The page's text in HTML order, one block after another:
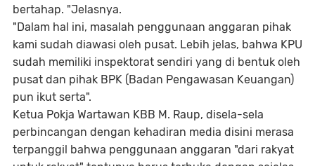
bertahap. "Jelasnya.
"Dalam hal ini, masalah penggunaan anggaran pihak
kami sudah diawasi oleh pusat. Lebih jelas, bahwa KPU
sudah memiliki inspektorat sendiri yang di bentuk oleh
pusat dan pihak BPK (Badan Pengawasan Keuangan)
pun ikut serta".
Ketua Pokja Wartawan KBB M. Raup, disela-sela
perbincangan dengan kehadiran media disini merasa
terpanggil bahwa penggunaan anggaran "dari rakyat